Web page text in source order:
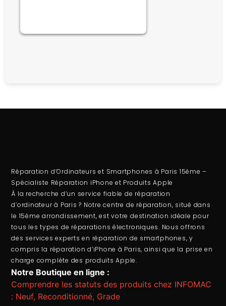
Réparation d’Ordinateurs et Smartphones à Paris 15ème –
Spécialiste Réparation iPhone et Produits Apple
À la recherche d’un service fiable de réparation
d’ordinateurà Paris ? Notre centre de réparation, situé dans
le 15ème arrondissement, est votre destination idéale pour
tous les types de réparations électroniques. Nous offrons
des services experts en réparation de smartphones, y
compris la réparation d’iPhone à Paris, ainsi que la prise en
charge complète des produits Apple.
Notre Boutique en ligne :
Comprendre les statuts des produits chez INFOMAC
: Neuf, Reconditionné, Grade